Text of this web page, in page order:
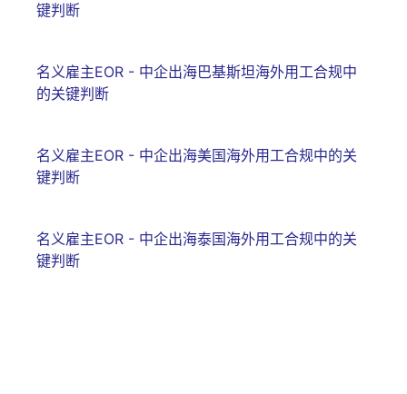
键判断
名义雇主EOR - 中企出海巴基斯坦海外用工合规中
的关键判断
名义雇主EOR - 中企出海美国海外用工合规中的关
键判断
名义雇主EOR - 中企出海泰国海外用工合规中的关
键判断